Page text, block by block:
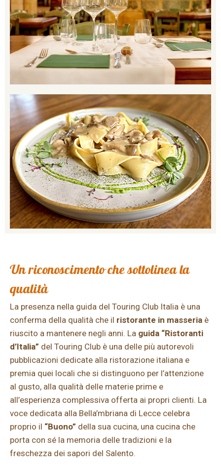
Un riconoscimento che sottolinea la
qualità
La presenza nella guida del Touring Club Italia è una
conferma della qualità che il ristorante in masseria è
riuscito a mantenere negli anni. La guida “Ristoranti
d’Italia” del Touring Club è una delle più autorevoli
pubblicazioni dedicate alla ristorazione italiana e
premia quei locali che si distinguono per l’attenzione
al gusto, alla qualità delle materie prime e
all’esperienza complessiva offerta ai propri clienti. La
voce dedicata alla Bella’mbriana di Lecce celebra
proprio il “Buono” della sua cucina, una cucina che
porta con sé la memoria delle tradizioni e la
freschezza dei sapori del Salento.